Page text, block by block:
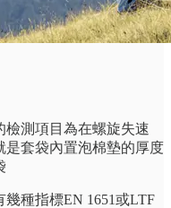
測項目為在螺旋失速
是套袋內置泡棉墊的厚度
幾種指標EN 1651或LTF